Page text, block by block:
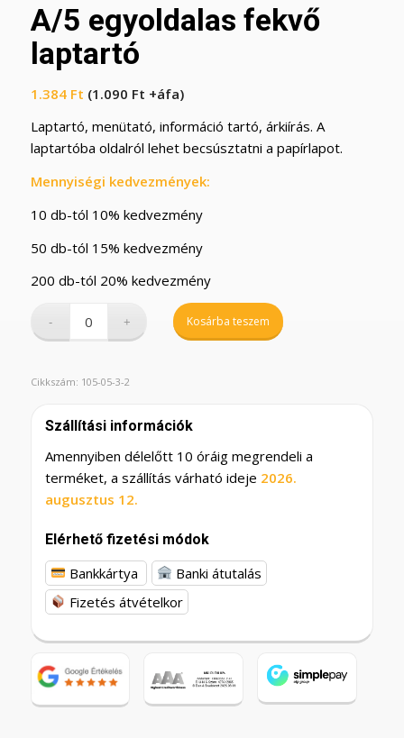
A/5 egyoldalas fekvő
laptartó
1.384 Ft (1.090 Ft +áfa)
Laptartó, menütató, információ tartó, árkiírás. A
laptartóba oldalról lehet becsúsztatni a papírlapot.
Mennyiségi kedvezmények:
10 db-tól 10% kedvezmény
50 db-tól 15% kedvezmény
200 db-tól 20% kedvezmény
Kosárba teszem
Cikkszám: 105-05-3-2
Szállítási információk
Amennyiben délelőtt 10 óráig megrendeli a
terméket, a szállítás várható ideje 2026.
augusztus 12.
Elérhető fizetési módok
Bankkártya
Banki átutalás
Fizetés átvételkor